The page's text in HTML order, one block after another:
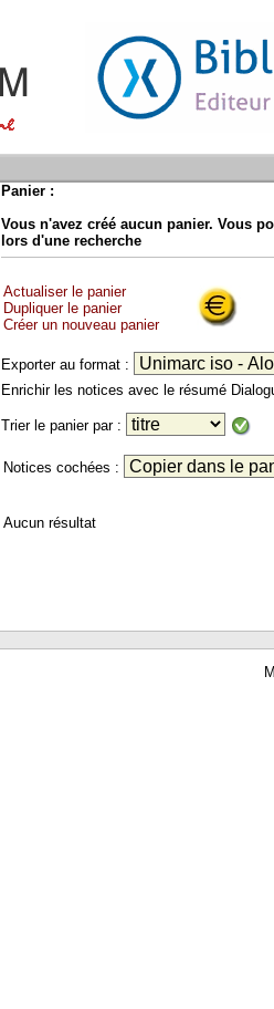
Panier :
Vous n'avez créé aucun panier. Vous
lors d'une recherche
Actualiser le panier
Dupliquer le panier
Créer un nouveau panier
Exporter au format :
Enrichir les notices avec le résumé
Trier le panier par :
Notices cochées :
Aucun résultat